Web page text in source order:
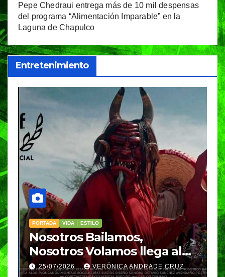
Pepe Chedraui entrega más de 10 mil despensas
del programa “Alimentación Imparable” en la
Laguna de Chapulco
Entretenimiento
PORTADA VIDA │ ESTILO
Nosotros Bailamos,
Nosotros Volamos llega al
GIFF
25/07/2026 VERÓNICA ANDRADE CRUZ